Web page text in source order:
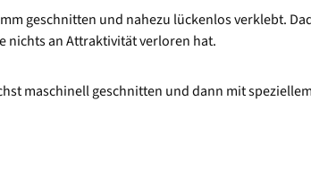
geschnitten und nahezu lückenlos verklebt.
nichts an Attraktivität verloren hat.
maschinell geschnitten und dann mit